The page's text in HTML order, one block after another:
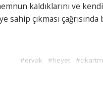
kaldıklarını ve
sahip çıkması
#ervak #heyet